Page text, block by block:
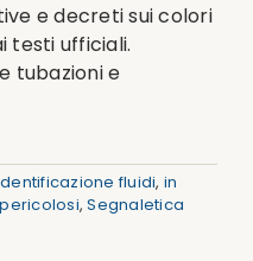
e decreti sui colori
testi ufficiali.
tubazioni e
fluidi, in
,Segnaletica